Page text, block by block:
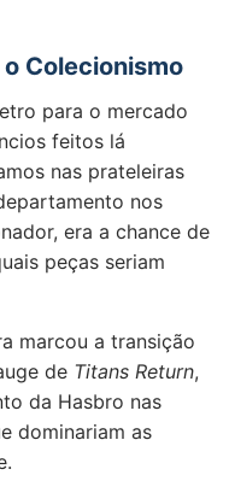
Colecionismo
para o mercado
feitos lá
nas prateleiras
nos
era a chance de
peças seriam
marcou a transição
de Titans Return,
da Hasbro nas
dominariam as